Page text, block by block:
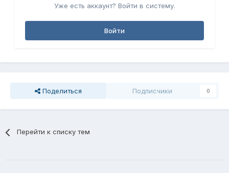
Уже есть аккаунт? Войти в систему.
Войти
Поделиться Подписчики 0
Перейти к списку тем